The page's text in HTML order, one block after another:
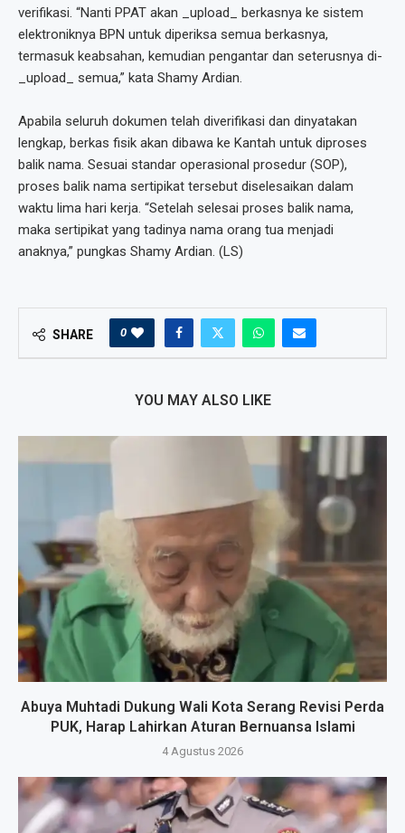
verifikasi. “Nanti PPAT akan _upload_ berkasnya ke sistem
elektroniknya BPN untuk diperiksa semua berkasnya,
termasuk keabsahan, kemudian pengantar dan seterusnya di-
_upload_ semua,” kata Shamy Ardian.
Apabila seluruh dokumen telah diverifikasi dan dinyatakan
lengkap, berkas fisik akan dibawa ke Kantah untuk diproses
balik nama. Sesuai standar operasional prosedur (SOP),
proses balik nama sertipikat tersebut diselesaikan dalam
waktu lima hari kerja. “Setelah selesai proses balik nama,
maka sertipikat yang tadinya nama orang tua menjadi
anaknya,” pungkas Shamy Ardian. (LS)
SHARE 0
YOU MAY ALSO LIKE
Abuya Muhtadi Dukung Wali Kota Serang Revisi Perda
PUK, Harap Lahirkan Aturan Bernuansa Islami
4 Agustus 2026